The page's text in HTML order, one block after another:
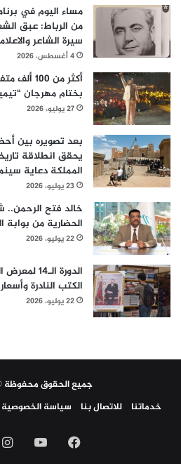
مساء اليوم في
من الرباط: عبق
سيرة الشاعر
4 أغسطس، 2026
أكثر من
بختام مهرجان
27 يوليو، 2026
يحقق انطلاقة
المملكة دعاية
23 يوليو، 2026
خالد فتح الرحمن..
الحضارية من بوابة
22 يوليو، 2026
الدورة
الكتب النادرة
22 يوليو، 2026
جميع الحقوق محفوظة ©
خدماتنا
للاتصال بنا سياسة الخصوصية
فيسبوك‫YouTube